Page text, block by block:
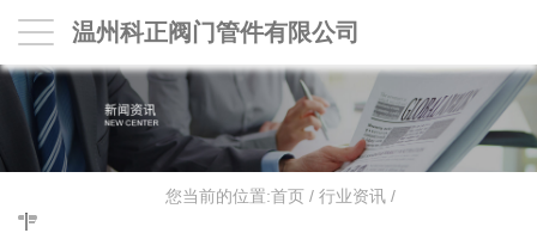
温州科正阀门管件有限公司
您当前的位置:首页/ 行业资讯/